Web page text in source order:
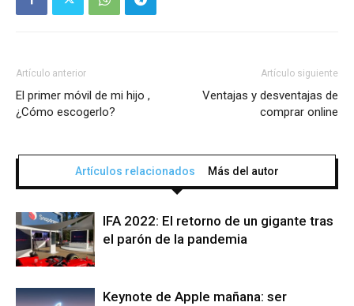
Artículo anterior
El primer móvil de mi hijo ,
¿Cómo escogerlo?
Artículo siguiente
Ventajas y desventajas de
comprar online
Artículos relacionados Más del autor
IFA 2022: El retorno de un gigante tras
el parón de la pandemia
Keynote de Apple mañana: ser